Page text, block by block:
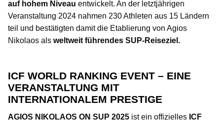
auf hohem Niveau entwickelt. An der letztjährigen
Veranstaltung 2024 nahmen 230 Athleten aus 15 Ländern
teil und bestätigten damit die Etablierung von Agios
Nikolaos als weltweit führendes SUP-Reiseziel.
ICF WORLD RANKING EVENT – EINE
VERANSTALTUNG MIT
INTERNATIONALEM PRESTIGE
AGIOS NIKOLAOS ON SUP 2025 ist ein offizielles ICF